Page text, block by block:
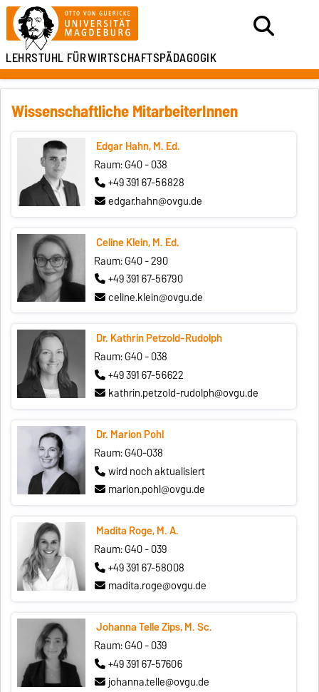
LEHRSTUHL FÜRWIRTSCHAFTSPÄDAGOGIK
Wissenschaftliche MitarbeiterInnen
Edgar Hahn, M. Ed.
Raum: G40 - 038
+49 391 67-56828
edgar.hahn@ovgu.de
Celine Klein, M. Ed.
Raum: G40 - 290
+49 391 67-56790
celine.klein@ovgu.de
Dr. Kathrin Petzold-Rudolph
Raum: G40 - 038
+49 391 67-56622
kathrin.petzold-rudolph@ovgu.de
Dr. Marion Pohl
Raum: G40-038
wird noch aktualisiert
marion.pohl@ovgu.de
Madita Roge, M. A.
Raum: G40 - 039
+49 391 67-58008
madita.roge@ovgu.de
Johanna Telle Zips, M. Sc.
Raum: G40 - 039
+49 391 67-57606
johanna.telle@ovgu.de